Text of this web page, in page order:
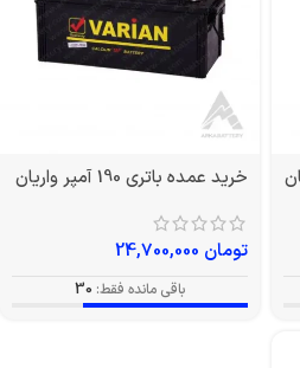
خرید عمده باتری 190 آمپر واریان
تومان
باقی مانده فقط: 30